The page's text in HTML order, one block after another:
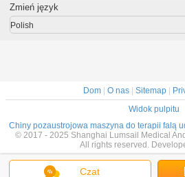
Czat
Zmień język
Polish
Dom O nas Sitemap
Widok pulpitu
Chiny pozaustrojowa maszyna do terapii falą
© 2017 - 2025 Shanghai Lumsail Medical
All rights reserved.